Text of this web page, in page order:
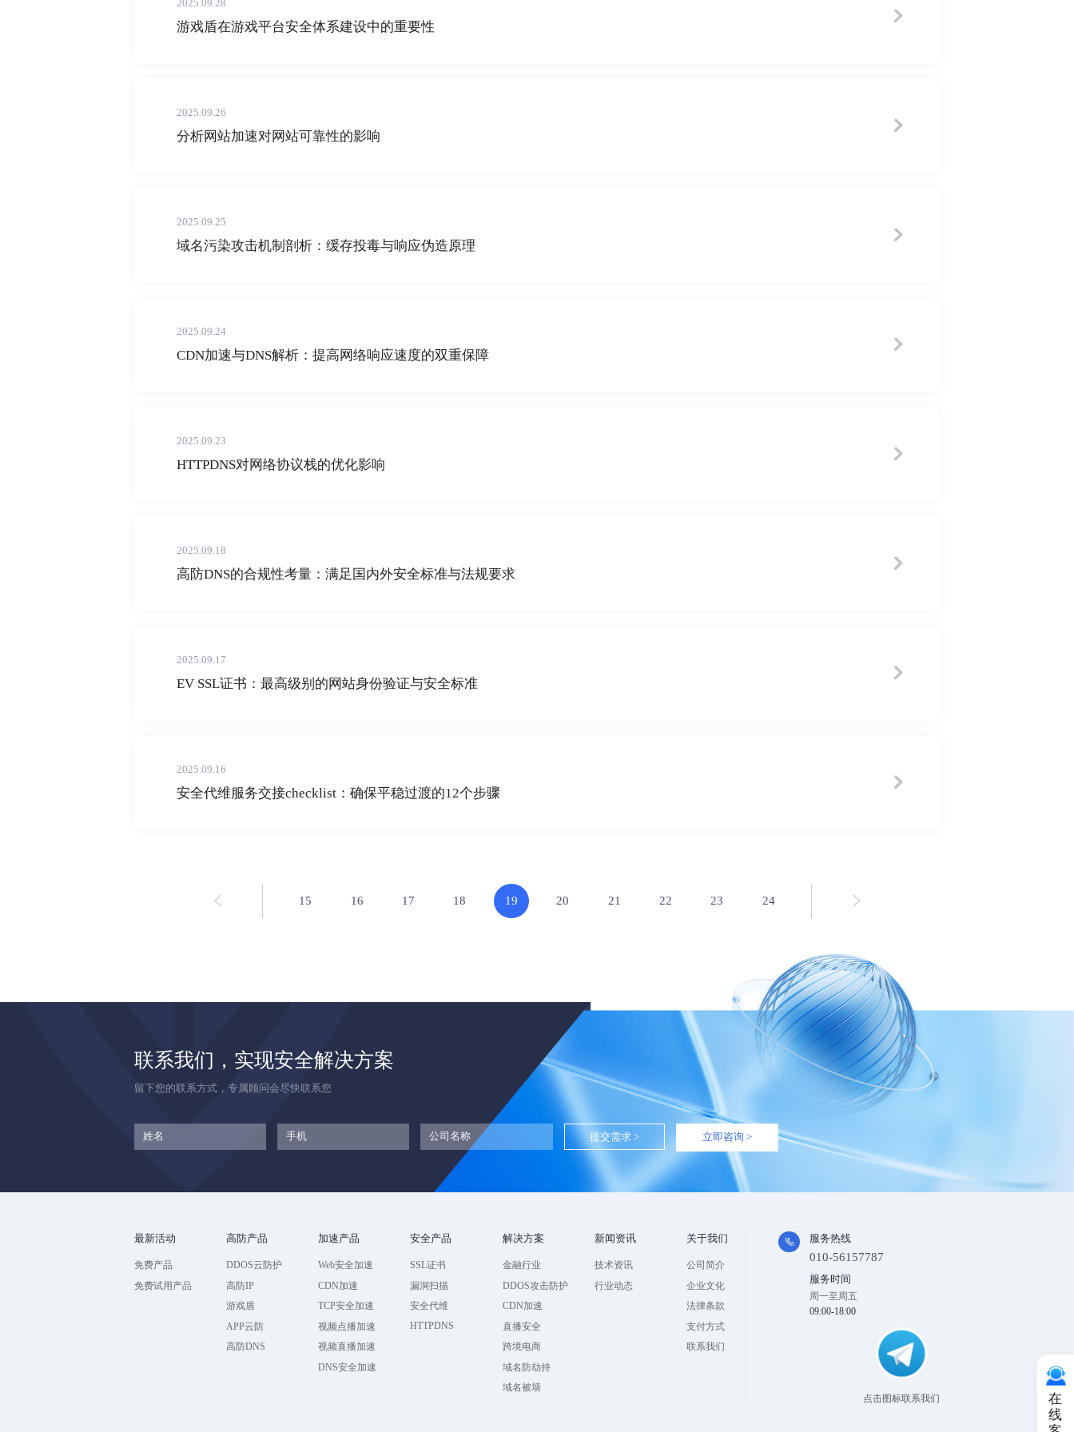
2025.09.28
游戏盾在游戏平台安全体系建设中的重要性
2025.09.26
分析网站加速对网站可靠性的影响
2025.09.25
域名污染攻击机制剖析：缓存投毒与响应伪造原理
2025.09.24
CDN加速与DNS解析：提高网络响应速度的双重保障
2025.09.23
HTTPDNS对网络协议栈的优化影响
2025.09.18
高防DNS的合规性考量：满足国内外安全标准与法规要求
2025.09.17
EV SSL证书：最高级别的网站身份验证与安全标准
2025.09.16
安全代维服务交接checklist：确保平稳过渡的12个步骤
15 16 17 18 19 20 21 22 23 24
联系我们，实现安全解决方案
留下您的联系方式，专属顾问会尽快联系您
立即咨询 >
最新活动
免费产品
免费试用产品
高防产品
DDOS云防护
高防IP
游戏盾
APP云防
高防DNS
加速产品
Web安全加速
CDN加速
TCP安全加速
视频点播加速
视频直播加速
DNS安全加速
安全产品
SSL证书
漏洞扫描
安全代维
HTTPDNS
解决方案
金融行业
DDOS攻击防护
CDN加速
直播安全
跨境电商
域名防劫持
域名被墙
新闻资讯
技术资讯
行业动态
关于我们
公司简介
企业文化
法律条款
支付方式
联系我们
服务热线
010-56157787
服务时间
周一至周五
09:00-18:00
点击图标联系我们
在
线